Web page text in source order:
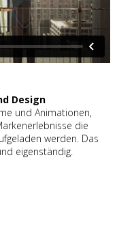
Design
und Animationen,
die
werden. Das
eigenständig.